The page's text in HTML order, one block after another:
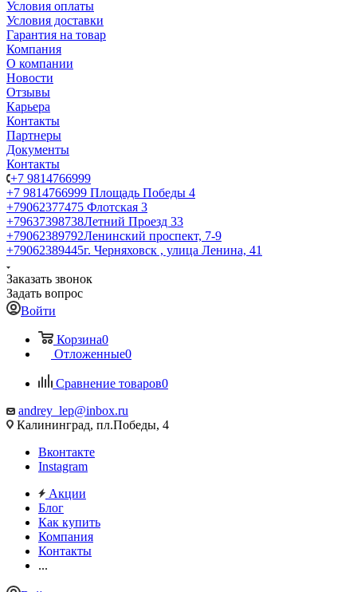
Условия оплаты
Условия доставки
Гарантия на товар
Компания
О компании
Новости
Отзывы
Карьера
Контакты
Партнеры
Документы
Контакты
+7 9814766999
+7 9814766999 Площадь Победы 4
+79062377475 Флотская 3
+79637398738Летний Проезд 33
+79062389792Ленинский проспект, 7-9
+79062389445г. Черняховск , улица Ленина, 41
Заказать звонок
Задать вопрос
Войти
Корзина0
Отложенные0
Сравнение товаров0
andrey_lep@inbox.ru
Калининград, пл.Победы, 4
Вконтакте
Instagram
Акции
Блог
Как купить
Компания
Контакты
...